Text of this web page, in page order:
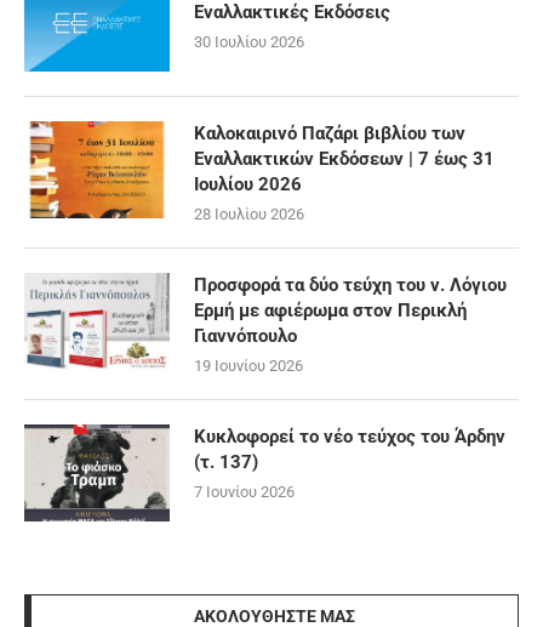
Εναλλακτικές Εκδόσεις
30 Ιουλίου 2026
Καλοκαιρινό Παζάρι βιβλίου των
Εναλλακτικών Εκδόσεων | 7 έως 31
Ιουλίου 2026
28 Ιουλίου 2026
Προσφορά τα δύο τεύχη του ν. Λόγιου
Ερμή με αφιέρωμα στον Περικλή
Γιαννόπουλο
19 Ιουνίου 2026
Κυκλοφορεί το νέο τεύχος του Άρδην
(τ. 137)
7 Ιουνίου 2026
ΑΚΟΛΟΥΘΉΣΤΕ ΜΑΣ